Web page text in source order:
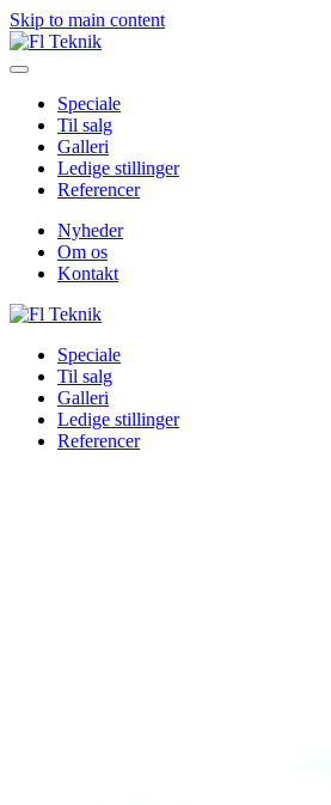
Skip to main content
Speciale
Til salg
Galleri
Ledige stillinger
Referencer
Nyheder
Om os
Kontakt
Speciale
Til salg
Galleri
Ledige stillinger
Referencer